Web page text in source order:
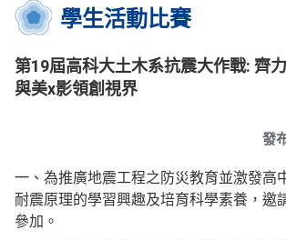
學生活動比賽
第19屆高科大土木系抗震大作戰: 齊
與美x影領創視界
發
一、為推廣地震工程之防災教育並激發高
耐震原理的學習興趣及培育科學素養，邀
參加。